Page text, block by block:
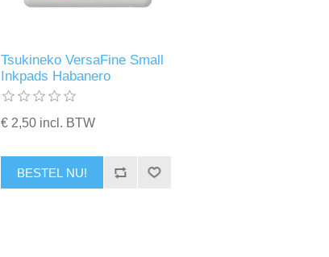
Tsukineko VersaFine Small
Inkpads Habanero
€ 2,50 incl. BTW
BESTEL NU!